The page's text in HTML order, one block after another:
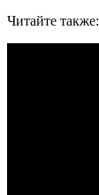
Читайте также: